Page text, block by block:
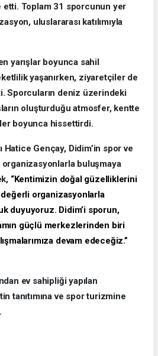
Toplam 31 sporcunun yer
uluslararası katılımıyla
yarışlar boyunca sahil
yaşanırken, ziyaretçiler de
Sporcuların deniz üzerindeki
oluşturduğu atmosfer, kentte
boyunca hissettirdi.
Hatice Gençay, Didim’in spor ve
buluşmaya
“Kentimizin doğal güzelliklerini
organizasyonlarla
duyuyoruz. Didim’i sporun,
güçlü merkezlerinden biri
devam edeceğiz.”
ev sahipliği yapılan
tanıtımına ve spor turizmine